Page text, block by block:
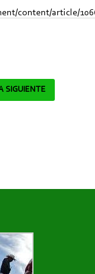
content/article/
SIGUIENTE